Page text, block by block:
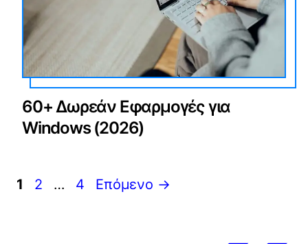
60+ Δωρεάν Εφαρμογές για
Windows (2026)
Σελίδα
1 Σελίδα
2 … Σελίδα
4 Επόμενο →